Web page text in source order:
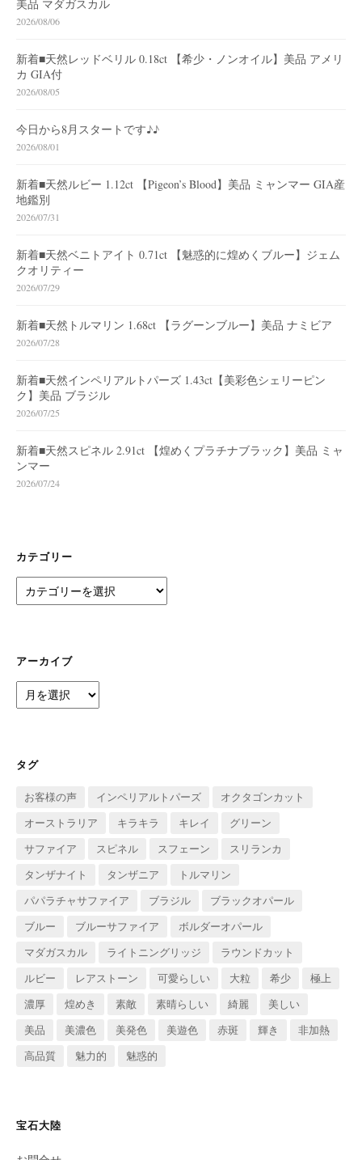
美品 マダガスカル
2026/08/06
新着■天然レッドベリル 0.18ct 【希少・ノンオイル】美品 アメリ
カ GIA付
2026/08/05
今日から8月スタートです♪♪
2026/08/01
新着■天然ルビー 1.12ct 【Pigeon’s Blood】美品 ミャンマー GIA産
地鑑別
2026/07/31
新着■天然ベニトアイト 0.71ct 【魅惑的に煌めくブルー】ジェム
クオリティー
2026/07/29
新着■天然トルマリン 1.68ct 【ラグーンブルー】美品 ナミビア
2026/07/28
新着■天然インペリアルトパーズ 1.43ct【美彩色シェリーピン
ク】美品 ブラジル
2026/07/25
新着■天然スピネル 2.91ct 【煌めくプラチナブラック】美品 ミャ
ンマー
2026/07/24
カテゴリー
テ
ー
アーカイブ
ー
ブ
タグ
お客様の声 インペリアルトパーズ
オクタゴンカット
オーストラリア
キラキラ キレイ
グリーン
サファイア
スピネル スフェーン
スリランカ
タンザナイト
タンザニア
トルマリン
パパラチャサファイア
ブラジル
ブラックオパール
ブルー
ブルーサファイア
ボルダーオパール
マダガスカル
ライトニングリッジ
ラウンドカット
ルビー
レアストーン 可愛らしい 大粒 希少
極上
濃厚
煌めき 素敵 素晴らしい 綺麗
美しい
美品
美濃色 美発色 美遊色 赤斑 輝き
非加熱
高品質
魅力的 魅惑的
宝石大陸